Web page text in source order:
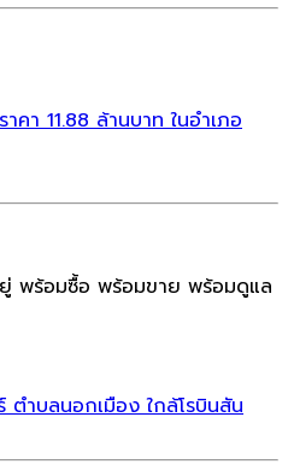
า 11.88 ล้านบาท ในอำเภอ
พร้อมซื้อ พร้อมขาย พร้อมดูแล
ตำบลนอกเมือง ใกล้โรบินสัน